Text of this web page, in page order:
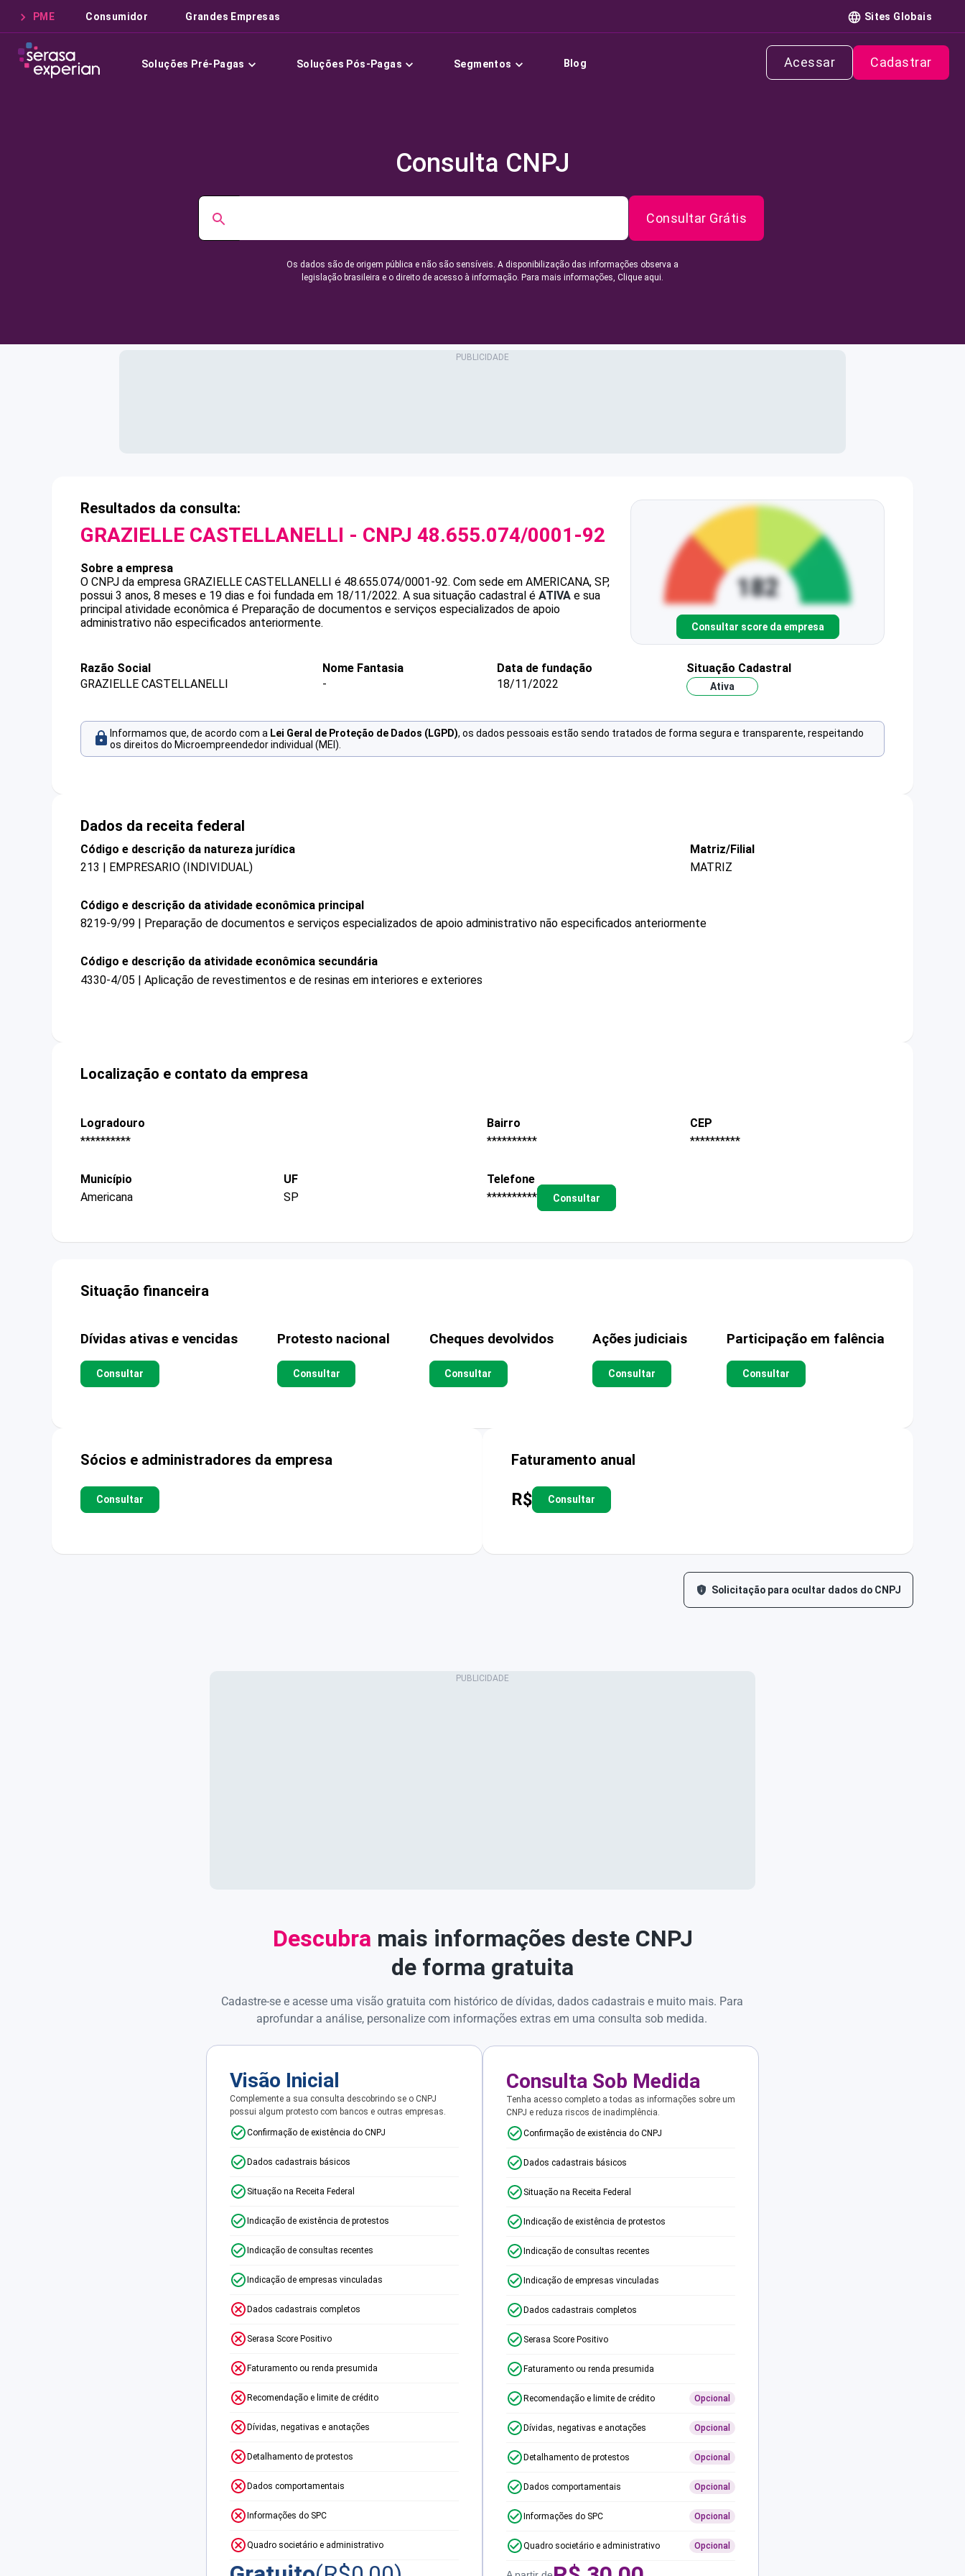
PME Consumidor Grandes Empresas Sites Globais
Soluções Pré-Pagas Soluções Pós-Pagas Segmentos Blog Acessar Cadastrar
Consulta CNPJ
Consultar Grátis
Os dados são de origem pública e não são sensíveis. A disponibilização das informações observa a
legislação brasileira e o direito de acesso à informação. Para mais informações, Clique aqui.
Resultados da consulta:
GRAZIELLE CASTELLANELLI - CNPJ 48.655.074/0001-92
Sobre a empresa
O CNPJ da empresa GRAZIELLE CASTELLANELLI é 48.655.074/0001-92. Com sede em AMERICANA, SP,
possui 3 anos, 8 meses e 19 dias e foi fundada em 18/11/2022. A sua situação cadastral é ATIVA e sua
principal atividade econômica é Preparação de documentos e serviços especializados de apoio
administrativo não especificados anteriormente.
Consultar score da empresa
Razão Social
GRAZIELLE CASTELLANELLI
Nome Fantasia
-
Data de fundação
18/11/2022
Situação Cadastral
Ativa
Informamos que, de acordo com a Lei Geral de Proteção de Dados (LGPD), os dados pessoais estão sendo tratados de forma segura e transparente, respeitando
os direitos do Microempreendedor individual (MEI).
Dados da receita federal
Código e descrição da natureza jurídica
213 | EMPRESARIO (INDIVIDUAL)
Matriz/Filial
MATRIZ
Código e descrição da atividade econômica principal
8219-9/99 | Preparação de documentos e serviços especializados de apoio administrativo não especificados anteriormente
Código e descrição da atividade econômica secundária
4330-4/05 | Aplicação de revestimentos e de resinas em interiores e exteriores
Localização e contato da empresa
Logradouro
**********
Bairro
**********
CEP
**********
Município
Americana
UF
SP
Telefone
**********
Consultar
Situação financeira
Dívidas ativas e vencidas
Consultar
Protesto nacional
Consultar
Cheques devolvidos
Consultar
Ações judiciais
Consultar
Participação em falência
Consultar
Sócios e administradores da empresa
Consultar
Faturamento anual
R$ Consultar
Solicitação para ocultar dados do CNPJ
Descubra mais informações deste CNPJ
de forma gratuita
Cadastre-se e acesse uma visão gratuita com histórico de dívidas, dados cadastrais e muito mais. Para
aprofundar a análise, personalize com informações extras em uma consulta sob medida.
Visão Inicial
Complemente a sua consulta descobrindo se o CNPJ
possui algum protesto com bancos e outras empresas.
Confirmação de existência do CNPJ
Dados cadastrais básicos
Situação na Receita Federal
Indicação de existência de protestos
Indicação de consultas recentes
Indicação de empresas vinculadas
Dados cadastrais completos
Serasa Score Positivo
Faturamento ou renda presumida
Recomendação e limite de crédito
Dívidas, negativas e anotações
Detalhamento de protestos
Dados comportamentais
Informações do SPC
Quadro societário e administrativo
Consulta Sob Medida
Tenha acesso completo a todas as informações sobre um
CNPJ e reduza riscos de inadimplência.
Confirmação de existência do CNPJ
Dados cadastrais básicos
Situação na Receita Federal
Indicação de existência de protestos
Indicação de consultas recentes
Indicação de empresas vinculadas
Dados cadastrais completos
Serasa Score Positivo
Faturamento ou renda presumida
Recomendação e limite de crédito Opcional
Dívidas, negativas e anotações Opcional
Detalhamento de protestos Opcional
Dados comportamentais Opcional
Informações do SPC Opcional
Quadro societário e administrativo Opcional